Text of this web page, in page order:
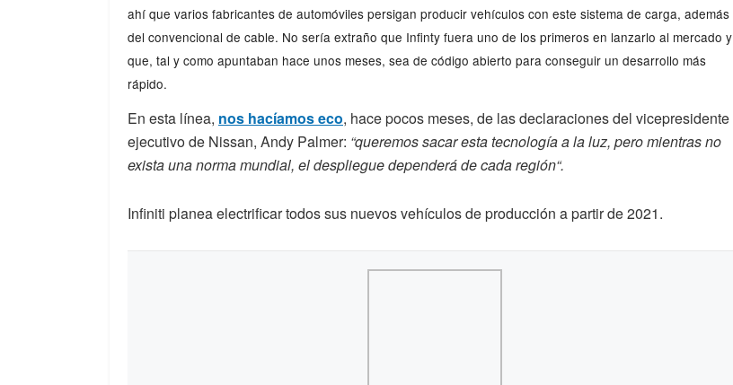
ahí que varios fabricantes de automóviles persigan producir vehículos con este sistema de carga, además
del convencional de cable. No sería extraño que Infinty fuera uno de los primeros en lanzarlo al mercado y
que, tal y como apuntaban hace unos meses, sea de código abierto para conseguir un desarrollo más
rápido.
En esta línea, nos hacíamos eco, hace pocos meses, de las declaraciones del vicepresidente
ejecutivo de Nissan, Andy Palmer: “queremos sacar esta tecnología a la luz, pero mientras no
exista una norma mundial, el despliegue dependerá de cada región“.
Infiniti planea electrificar todos sus nuevos vehículos de producción a partir de 2021.